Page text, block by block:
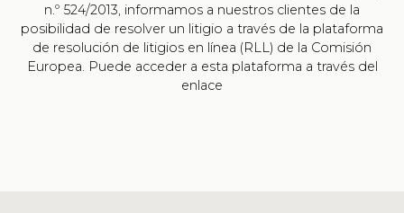
n.º 524/2013, informamos a nuestros clientes de la
posibilidad de resolver un litigio a través de la plataforma
de resolución de litigios en línea (RLL) de la Comisión
Europea. Puede acceder a esta plataforma a través del
enlace